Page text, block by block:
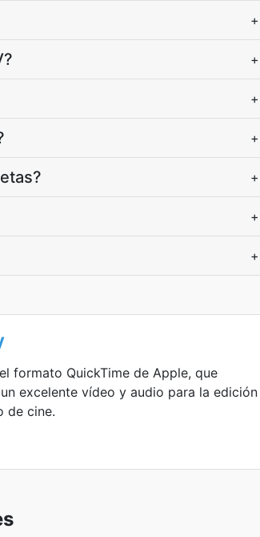
+
+
+
+
+
+
+
formato QuickTime de Apple, que
excelente vídeo y audio para la edición
de cine.